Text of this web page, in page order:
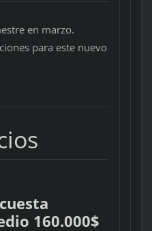
en marzo.
para este nuevo
160.000$